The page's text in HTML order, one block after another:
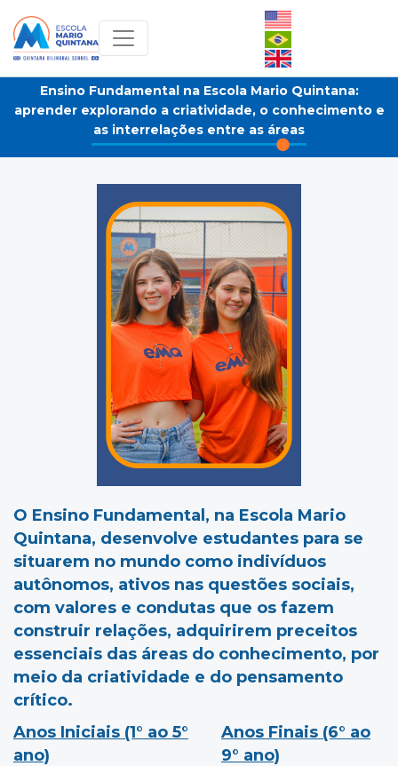
Ensino Fundamental na Escola Mario Quintana:
aprender explorando a criatividade, o conhecimento e
as interrelações entre as áreas
O Ensino Fundamental, na Escola Mario
Quintana, desenvolve estudantes para se
situarem no mundo como indivíduos
autônomos, ativos nas questões sociais,
com valores e condutas que os fazem
construir relações, adquirirem preceitos
essenciais das áreas do conhecimento, por
meio da criatividade e do pensamento
crítico.
Anos Iniciais (1° ao 5°
ano)
Anos Finais (6° ao
9° ano)